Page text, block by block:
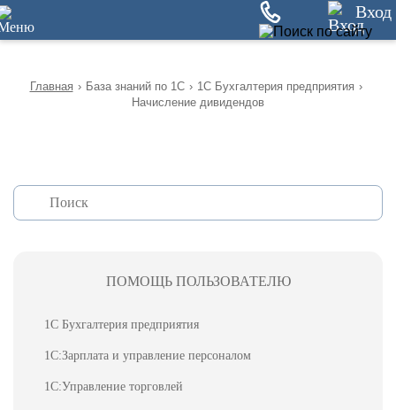
12 Вход
Главная › База знаний по 1С › 1С Бухгалтерия предприятия ›
Начисление дивидендов
ПОМОЩЬ ПОЛЬЗОВАТЕЛЮ
1С Бухгалтерия предприятия
1С:Зарплата и управление персоналом
1С:Управление торговлей